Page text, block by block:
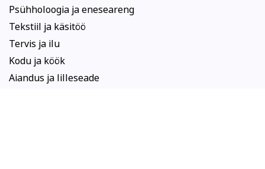
Psühholoogia ja eneseareng
Tekstiil ja käsitöö
Tervis ja ilu
Kodu ja köök
Aiandus ja lilleseade